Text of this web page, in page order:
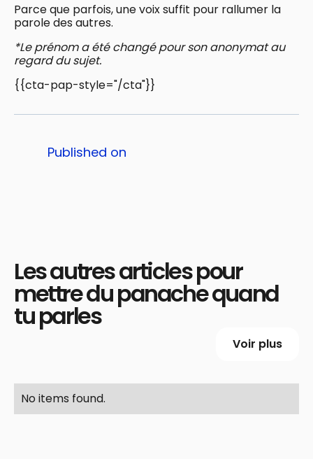
Parce que parfois, une voix suffit pour rallumer la
parole des autres.
*Le prénom a été changé pour son anonymat au
regard du sujet.
{{cta-pap-style="/cta"}}
Published on
Les autres articles pour
mettre du panache quand
tu parles
Voir plus
No items found.